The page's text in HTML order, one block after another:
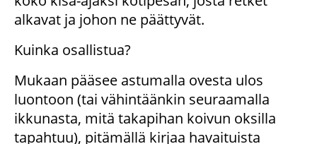
alkavat ja johon ne päättyvät.
Kuinka osallistua?
Mukaan pääsee astumalla ovesta ulos
luontoon (tai vähintäänkin seuraamalla
ikkunasta, mitä takapihan koivun oksilla
tapahtuu), pitämällä kirjaa havaituista